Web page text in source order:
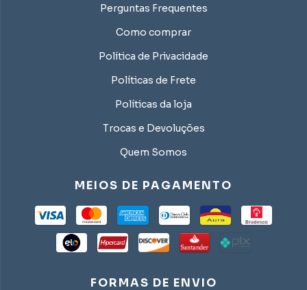
Perguntas Frequentes
Como comprar
Política de Privacidade
Políticas de Frete
Políticas da loja
Trocas e Devoluções
Quem Somos
MEIOS DE PAGAMENTO
FORMAS DE ENVIO